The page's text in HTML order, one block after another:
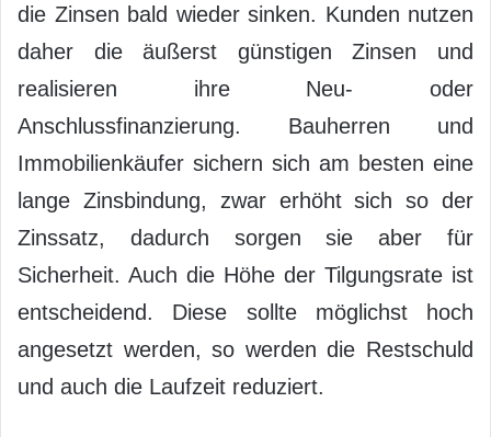
die Zinsen bald wieder sinken. Kunden nutzen
daher die äußerst günstigen Zinsen und
realisieren ihre Neu- oder
Anschlussfinanzierung. Bauherren und
Immobilienkäufer sichern sich am besten eine
lange Zinsbindung, zwar erhöht sich so der
Zinssatz, dadurch sorgen sie aber für
Sicherheit. Auch die Höhe der Tilgungsrate ist
entscheidend. Diese sollte möglichst hoch
angesetzt werden, so werden die Restschuld
und auch die Laufzeit reduziert.